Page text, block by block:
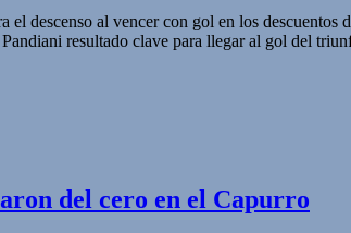
el descenso al vencer con gol en los
resultado clave para llegar al gol del
del cero en el Capurro